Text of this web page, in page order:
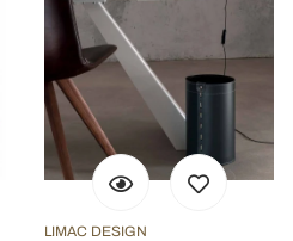
LIMAC DESIGN